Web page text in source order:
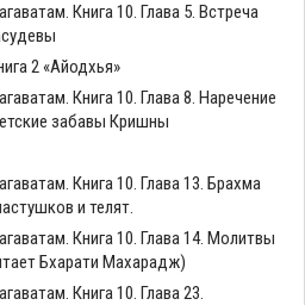
Книга 10. Глава 5. Встреча
2 «Айодхья»
Книга 10. Глава 8. Наречение
забавы Кришны
Книга 10. Глава 13. Брахма
и телят.
Книга 10. Глава 14. Молитвы
Бхарати Махарадж)
Книга 10. Глава 23.